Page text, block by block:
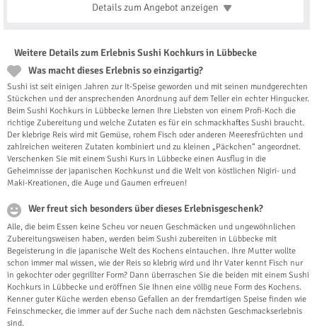
Details zum Angebotanzeigen
Weitere Details zum Erlebnis Sushi Kochkurs in Lübbecke
Was macht dieses Erlebnis so einzigartig?
Sushi ist seit einigen Jahren zur It-Speise geworden und mit seinen mundgerechten
Stückchen und der ansprechenden Anordnung auf dem Teller ein echter Hingucker.
Beim Sushi Kochkurs in Lübbecke lernen Ihre Liebsten von einem Profi-Koch die
richtige Zubereitung und welche Zutaten es für ein schmackhaftes Sushi braucht.
Der klebrige Reis wird mit Gemüse, rohem Fisch oder anderen Meeresfrüchten und
zahlreichen weiteren Zutaten kombiniert und zu kleinen „Päckchen“ angeordnet.
Verschenken Sie mit einem Sushi Kurs in Lübbecke einen Ausflug in die
Geheimnisse der japanischen Kochkunst und die Welt von köstlichen Nigiri- und
Maki-Kreationen, die Auge und Gaumen erfreuen!
Wer freut sich besonders über dieses Erlebnisgeschenk?
Alle, die beim Essen keine Scheu vor neuen Geschmäcken und ungewöhnlichen
Zubereitungsweisen haben, werden beim Sushi zubereiten in Lübbecke mit
Begeisterung in die japanische Welt des Kochens eintauchen. Ihre Mutter wollte
schon immer mal wissen, wie der Reis so klebrig wird und Ihr Vater kennt Fisch nur
in gekochter oder gegrillter Form? Dann überraschen Sie die beiden mit einem Sushi
Kochkurs in Lübbecke und eröffnen Sie Ihnen eine völlig neue Form des Kochens.
Kenner guter Küche werden ebenso Gefallen an der fremdartigen Speise finden wie
Feinschmecker, die immer auf der Suche nach dem nächsten Geschmackserlebnis
sind.